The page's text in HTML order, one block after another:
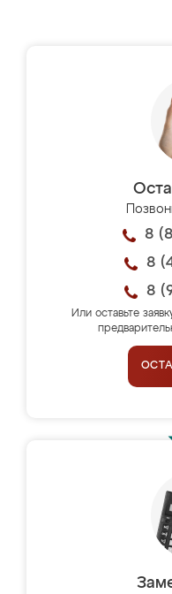
8
8
8
Или оставьте